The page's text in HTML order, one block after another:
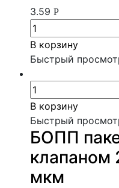
3.59 Р
В корзину
Быстрый
В корзину
Быстрый
БОПП
клапаном
мкм